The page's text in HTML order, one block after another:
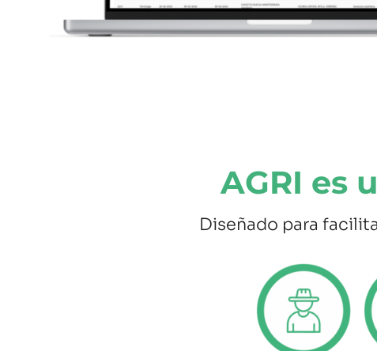
AGRI es
Diseñado para